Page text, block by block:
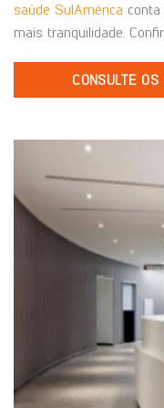
saúde SulAmérica
mais tranquilidade.
CONSULTE